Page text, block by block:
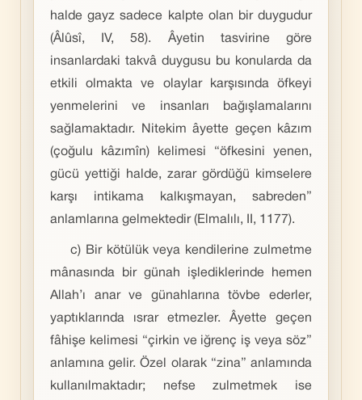
halde gayz sadece kalpte olan bir duygudur
(Âlûsî, IV, 58). Âyetin tasvirine göre
insanlardaki takvâ duygusu bu konularda da
etkili olmakta ve olaylar karşısında öfkeyi
yenmelerini ve insanları bağışlamalarını
sağlamaktadır. Nitekim âyette geçen kâzım
(çoğulu kâzımîn) kelimesi “öfkesini yenen,
gücü yettiği halde, zarar gördüğü kimselere
karşı intikama kalkışmayan, sabreden”
anlamlarına gelmektedir (Elmalılı, II, 1177).
c) Bir kötülük veya kendilerine zulmetme
mânasında bir günah işlediklerinde hemen
Allah’ı anar ve günahlarına tövbe ederler,
yaptıklarında ısrar etmezler. Âyette geçen
fâhişe kelimesi “çirkin ve iğrenç iş veya söz”
anlamına gelir. Özel olarak “zina” anlamında
kullanılmaktadır; nefse zulmetmek ise